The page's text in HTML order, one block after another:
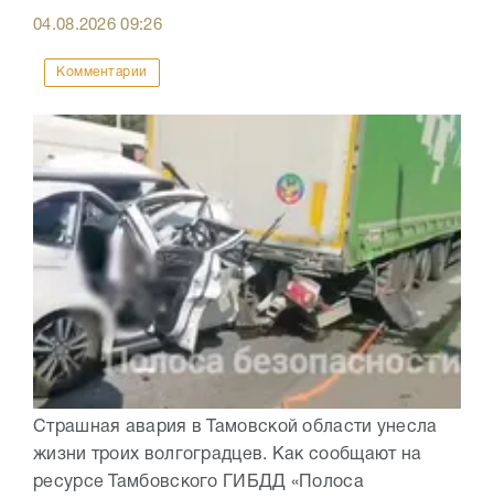
04.08.202609:26
Комментарии
Страшная авария в Тамовской области унесла
жизни троих волгоградцев. Как сообщают на
ресурсе Тамбовского ГИБДД «Полоса